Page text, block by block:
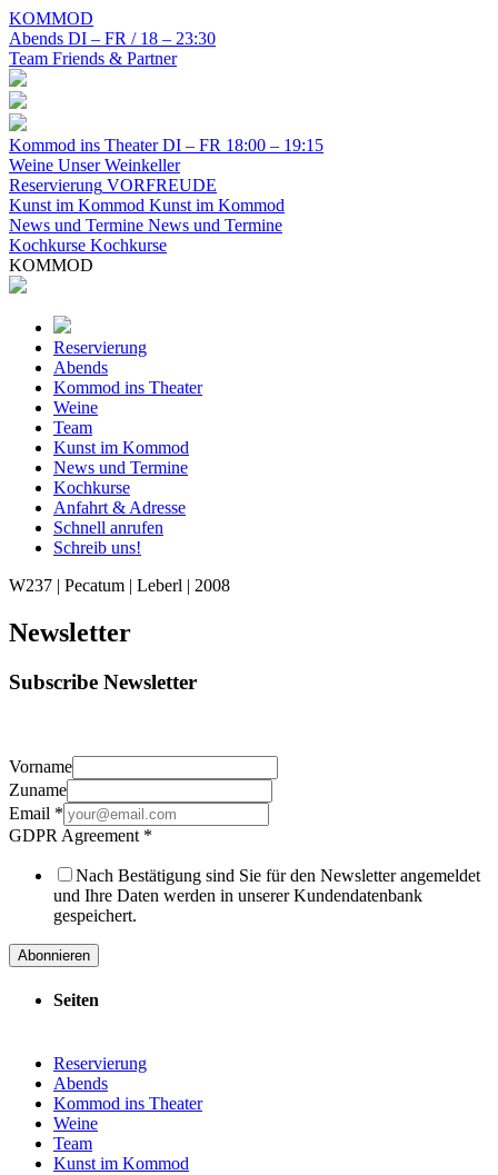
KOMMOD
Abends DI – FR / 18 – 23:30
Team Friends & Partner
Kommod ins Theater DI – FR 18:00 – 19:15
Weine Unser Weinkeller
Reservierung VORFREUDE
Kunst im Kommod Kunst im Kommod
News und Termine News und Termine
Kochkurse Kochkurse
KOMMOD
Reservierung
Abends
Kommod ins Theater
Weine
Team
Kunst im Kommod
News und Termine
Kochkurse
Anfahrt & Adresse
Schnell anrufen
Schreib uns!
W237 | Pecatum | Leberl | 2008
Newsletter
Subscribe Newsletter
Vorname
Zuname
Email *
GDPR Agreement *
Nach Bestätigung sind Sie für den Newsletter angemeldet
und Ihre Daten werden in unserer Kundendatenbank
gespeichert.
Abonnieren
Seiten
Reservierung
Abends
Kommod ins Theater
Weine
Team
Kunst im Kommod